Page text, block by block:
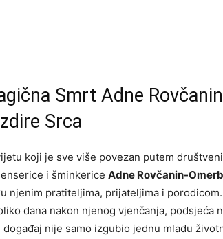
Smrt Adne
Srca
koji je sve više povezan putem
i šminkerice Adne Rovčanin-
njenim pratiteljima, prijateljima i
dana nakon njenog vjenčanja,
događaj nije samo izgubio jednu mladu